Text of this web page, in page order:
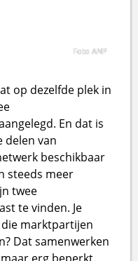
Foto ANP
op dezelfde plek in
En dat is
delen van
beschikbaar
steeds meer
twee
te vinden. Je
marktpartijen
Dat samenwerken